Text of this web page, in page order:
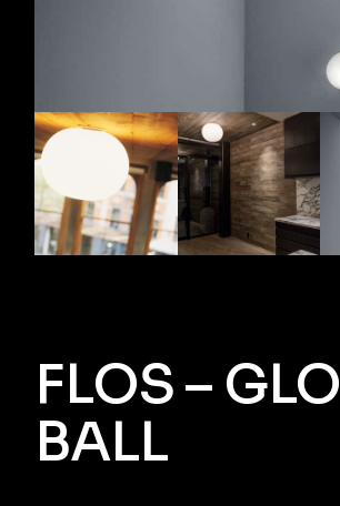
FLOS – GLO
BALL